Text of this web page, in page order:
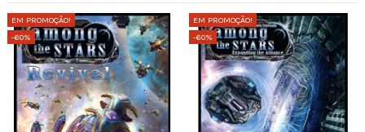
EM PROMOÇÃO!
-60%
EM PROMOÇÃO!
-60%